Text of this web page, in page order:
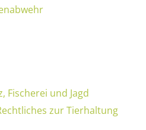
Fischerei und Jagd
zur Tierhaltung